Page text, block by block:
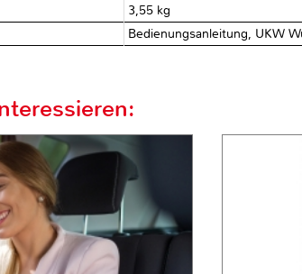
3,55 kg
Bedienungsanleitung, UKW